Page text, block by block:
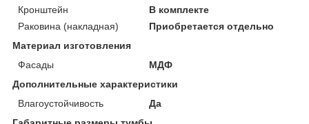
Кронштейн
В комплекте
Раковина (накладная)
Приобретается отдельно
Материал изготовления
Фасады
МДФ
Дополнительные характеристики
Влагоустойчивость
Да